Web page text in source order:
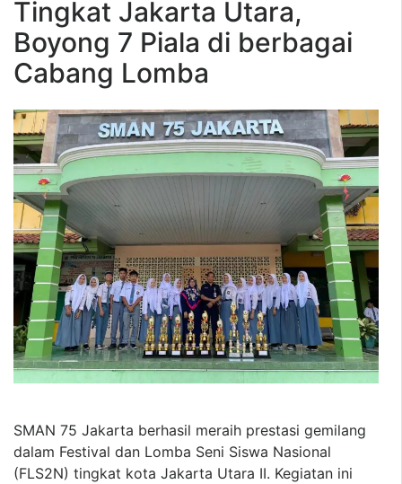
Tingkat Jakarta Utara,
Boyong 7 Piala di berbagai
Cabang Lomba
SMAN 75 Jakarta berhasil meraih prestasi gemilang
dalam Festival dan Lomba Seni Siswa Nasional
(FLS2N) tingkat kota Jakarta Utara II. Kegiatan ini